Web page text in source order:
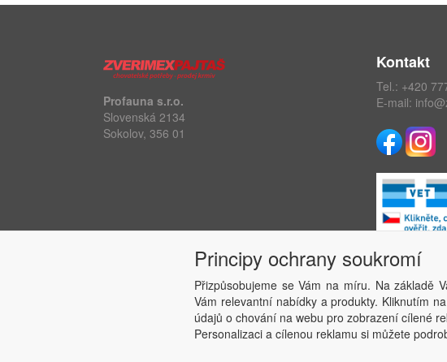
Profauna s.r.o.
Slovenská 2134
Sokolov, 356 01
Kontakt
Tel.: +420
E-mail:
Principy ochrany soukromí
Přizpůsobujeme se Vám na míru. Na základě
Vám relevantní nabídky a produkty. Kliknutím
údajů o chování na webu pro zobrazení cílené
Personalizaci a cílenou reklamu si můžete